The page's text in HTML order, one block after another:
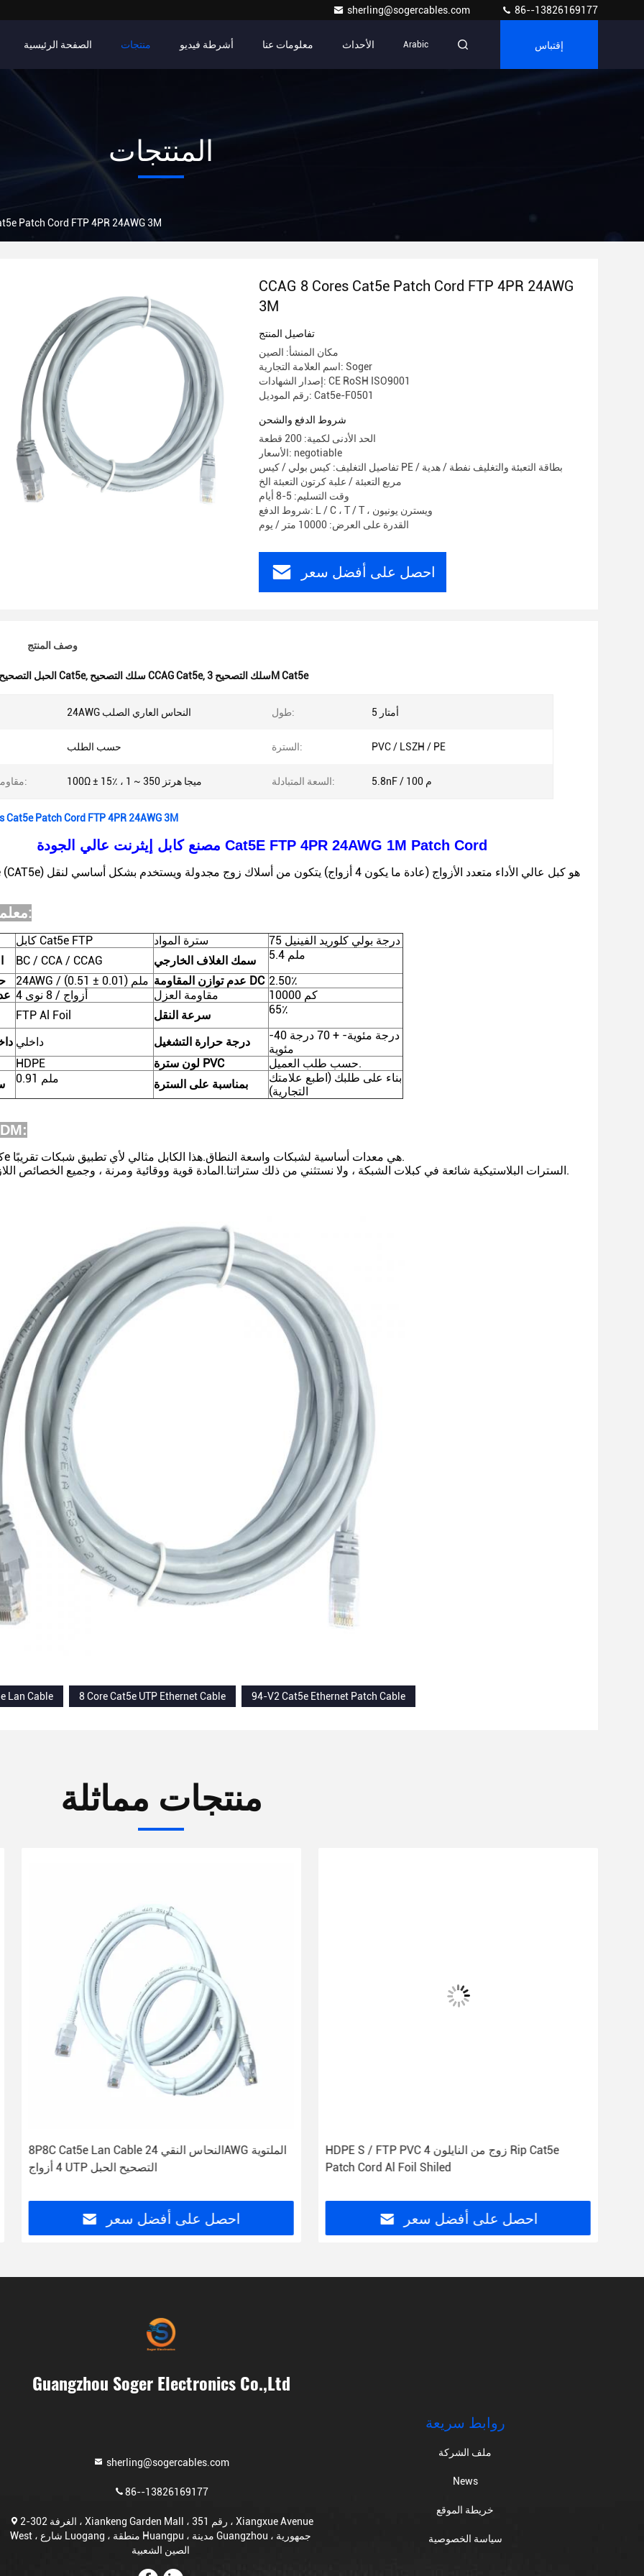
sherling@sogercables.com 86--13826169177
الصفحة الرئيسية منتجات أشرطة فيديو معلومات عنا الأحداث Arabic إقتباس
المنتجات
Patch Cord FTP 4PR 24AWG 3M
CCAG 8 Cores Cat5e Patch Cord FTP 4PR 24AWG
3M
تفاصيل المنتج
مكان المنشأ: الصين
اسم العلامة التجارية: Soger
إصدار الشهادات: CE RoSH ISO9001
رقم الموديل: Cat5e-F0501
شروط الدفع والشحن
الحد الأدنى لكمية: 200 قطعة
الأسعار: negotiable
تفاصيل التغليف: كيس بولي / كيس PE / بطاقة التعبئة والتغليف نفطة / هدية
مربع التعبئة / علبة كرتون التعبئة الخ
وقت التسليم: 5-8 أيام
شروط الدفع: L / C ، T / T ، ويسترن يونيون
القدرة على العرض: 10000 متر / يوم
احصل على أفضل سعر
وصف المنتج
الحبل التصحيح 8 النوى Cat5e, سلك التصحيح CCAG Cat5e, سلك التصحيح 3M Cat5e
24AWG النحاس العاري الصلب طول: 5 أمتار
حسب الطلب السترة: PVC / LSZH / PE
مقاومة مميزة: 100Ω ± 15٪ ، 1 ~ 350 ميجا هرتز السعة المتبادلة: 5.8nF / 100 م
Cat5e Patch Cord FTP 4PR 24AWG 3M
مصنع كابل إيثرنت عالي الجودة Cat5E FTP 4PR 24AWG 1M Patch Cord
معلمات المنتج:
كابل Cat5e FTP سترة المواد
75 درجة بولي كلوريد الفينيل
BC / CCA / CCAG سمك الغلاف الخارجي
5.4 ملم
24AWG / (0.51 ± 0.01) ملم عدم توازن المقاومة DC 2.50٪
4 أزواج / 8 نوى مقاومة العزل
10000 كم
FTP Al Foil
سرعة النقل 65٪
داخلي درجة حرارة التشغيل
-40 درجة مئوية- + 70 درجة
مئوية
HDPE
لون سترة PVC
حسب طلب العميل.
0.91 ملم بمناسبة على السترة
بناء على طلبك (اطبع علامتك
التجارية)
كبلات الفئة 5e هي معدات أساسية لشبكات واسعة النطاق.هذا الكابل مثالي لأي تطبيق شبكات تقريبًا.
السترات البلاستيكية شائعة في كبلات الشبكة ، ولا نستثني من ذلك ستراتنا.المادة قوية ووقائية ومرنة ، وجميع الخصائص اللازمة للكابلات.
Lan Cable 8 Core Cat5e UTP Ethernet Cable 94-V2 Cat5e Ethernet Patch Cable
منتجات مماثلة
8P8C Cat5e Lan Cable النحاس النقي 24AWG الملتوية
4 أزواج UTP التصحيح الحبل
احصل على أفضل سعر
HDPE S / FTP PVC 4 زوج من النايلون Rip Cat5e
Patch Cord Al Foil Shiled
احصل على أفضل سعر
Guangzhou Soger Electronics Co.,Ltd
sherling@sogercables.com
86--13826169177
الغرفة 302-2 ، Xiankeng Garden Mall ، رقم 351 ، Xiangxue Avenue
West ، شارع Luogang ، منطقة Huangpu ، مدينة Guangzhou ، جمهورية
الصين الشعبية
روابط سريعة
ملف الشركة
News
خريطة الموقع
سياسة الخصوصية